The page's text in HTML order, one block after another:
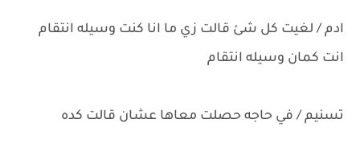
ادم / لغيت كل شئ قالت زي ما انا كنت وسيله انتقام
انت كمان وسيله انتقام
تسنيم / في حاجه حصلت معاها عشان قالت كده